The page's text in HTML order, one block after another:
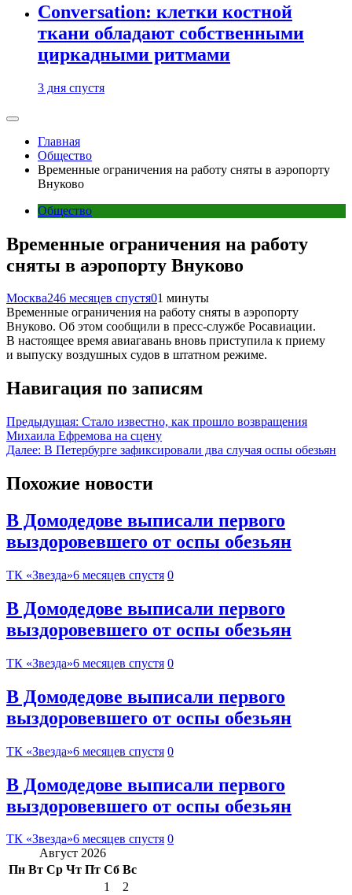
Conversation: клетки костной
ткани обладают собственными
циркадными ритмами
3 дня спустя
Главная
Общество
Временные ограничения на работу сняты в аэропорту
Внуково
Общество
Временные ограничения на работу
сняты в аэропорту Внуково
Москва246 месяцев спустя01 минуты
Временные ограничения на работу сняты в аэропорту
Внуково. Об этом сообщили в пресс-службе Росавиации.
В настоящее время авиагавань вновь приступила к приему
и выпуску воздушных судов в штатном режиме.
Навигация по записям
Предыдущая: Стало известно, как прошло возвращения
Михаила Ефремова на сцену
Далее: В Петербурге зафиксировали два случая оспы обезьян
Похожие новости
В Домодедове выписали первого
выздоровевшего от оспы обезьян
ТК «Звезда»6 месяцев спустя 0
В Домодедове выписали первого
выздоровевшего от оспы обезьян
ТК «Звезда»6 месяцев спустя 0
В Домодедове выписали первого
выздоровевшего от оспы обезьян
ТК «Звезда»6 месяцев спустя 0
В Домодедове выписали первого
выздоровевшего от оспы обезьян
ТК «Звезда»6 месяцев спустя 0
Август 2026
Пн Вт Ср Чт Пт Сб Вс
1
2